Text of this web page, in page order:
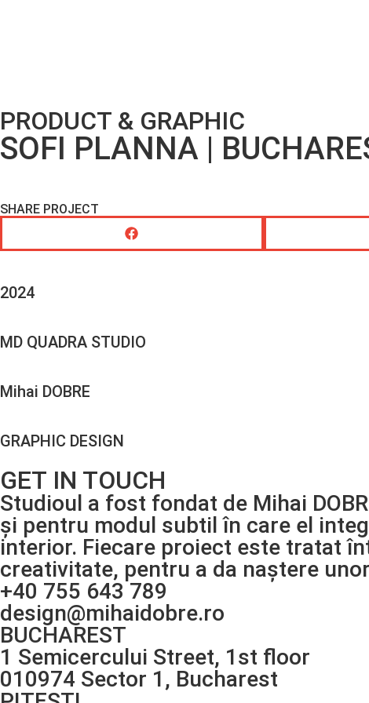
PRODUCT & GRAPHIC
SOFI PLANNA |
SHARE PROJECT
2024
MD QUADRA STUDIO
Mihai DOBRE
GRAPHIC DESIGN
GET IN TOUCH
Studioul a fost fondat de Mihai
și pentru modul subtil în care el
interior. Fiecare proiect este tratat
creativitate, pentru a da naștere
+40 755 643 789
or.erbodiahim
@ngised
BUCHAREST
1 Semicercului Street, 1st floor
010974 Sector 1, Bucharest